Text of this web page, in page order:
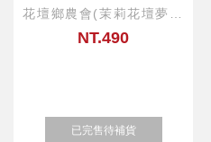
花壇鄉農會(茉莉花壇夢想
館)
NT.490
已完售待補貨